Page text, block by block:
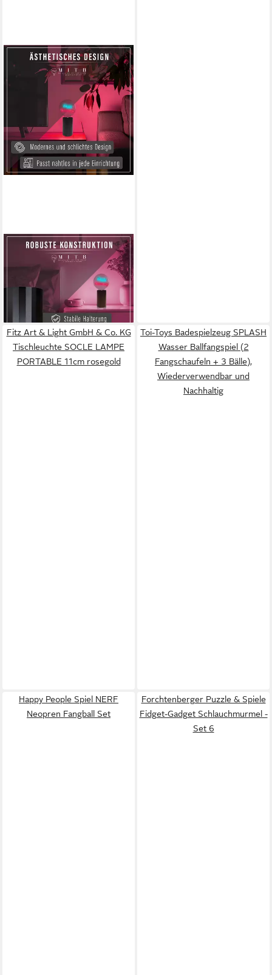
FITZ ART & LIGHT GMBH & CO.
Tischleuchte SOCLE LAMPE
PORTABLE 11cm schwarz
lieferbar - in 2-3 Werktagen bei dir
Fitz Art & Light GmbH & Co. KG
Tischleuchte SOCLE LAMPE
PORTABLE 11cm rosegold
Toi-Toys Badespielzeug SPLASH
Wasser Ballfangspiel (2
Fangschaufeln + 3 Bälle),
Wiederverwendbar und
Nachhaltig
Happy People Spiel NERF
Neopren Fangball Set
Forchtenberger Puzzle & Spiele
Fidget-Gadget Schlauchmurmel -
Set 6